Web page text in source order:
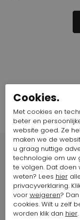
Cookies.
Met cookies en
beter en
website goed. Ze
maken we de
u graag nuttige
technologie om uw
te volgen. Dat
weten? Lees hier
privacyverklaring.
voor weigeren?
cookies. Wilt u zelf
worden klik dan hier.